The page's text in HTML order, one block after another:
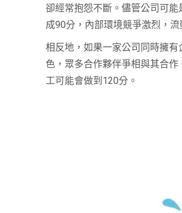
卻經常抱怨不斷。儘管公司可
成90分，內部環境競爭激烈，流
相反地，如果一家公司同時擁
色，眾多合作夥伴爭相與其合
工可能會做到120分。